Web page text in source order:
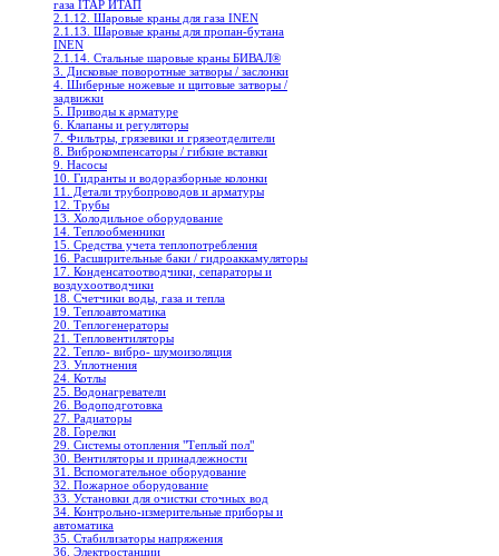
газа ITAP ИТАП
2.1.12. Шаровые краны для газа INEN
2.1.13. Шаровые краны для пропан-бутана
INEN
2.1.14. Стальные шаровые краны БИВАЛ®
3. Дисковые поворотные затворы / заслонки
4. Шиберные ножевые и щитовые затворы /
задвижки
5. Приводы к арматуре
6. Клапаны и регуляторы
7. Фильтры, грязевики и грязеотделители
8. Виброкомпенсаторы / гибкие вставки
9. Насосы
10. Гидранты и водоразборные колонки
11. Детали трубопроводов и арматуры
12. Трубы
13. Холодильное oборудование
14. Теплообменники
15. Средства учета теплопотребления
16. Расширительные баки / гидроаккамуляторы
17. Конденсатоотводчики, сепараторы и
воздухоотводчики
18. Счетчики воды, газа и тепла
19. Теплоавтоматика
20. Теплогенераторы
21. Тепловентиляторы
22. Тепло- вибро- шумоизоляция
23. Уплотнения
24. Котлы
25. Водонагреватели
26. Водоподготовка
27. Радиаторы
28. Горелки
29. Системы отопления "Теплый пол"
30. Вентиляторы и принадлежности
31. Вспомогательное оборудование
32. Пожарное оборудование
33. Установки для очистки сточных вод
34. Контрольно-измерительные приборы и
автоматика
35. Стабилизаторы напряжения
36. Электростанции